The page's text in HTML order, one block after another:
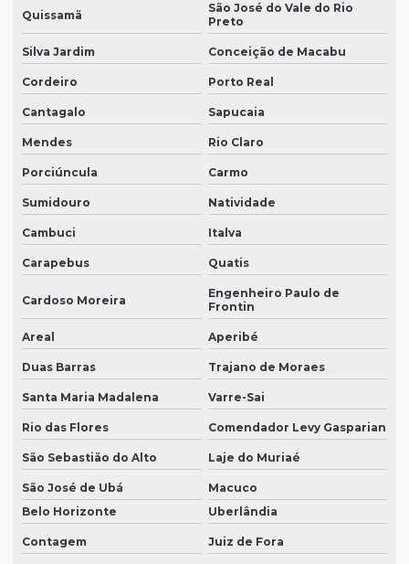
Quissamã
São José do Vale do Rio
Preto
Silva Jardim Conceição de Macabu
Cordeiro Porto Real
Cantagalo Sapucaia
Mendes Rio Claro
Porciúncula Carmo
Sumidouro Natividade
Cambuci Italva
Carapebus Quatis
Cardoso Moreira
Engenheiro Paulo de
Frontin
Areal Aperibé
Duas Barras Trajano de Moraes
Santa Maria Madalena Varre-Sai
Rio das Flores Comendador Levy Gasparian
São Sebastião do Alto Laje do Muriaé
São José de Ubá
Macuco
Belo Horizonte
Uberlândia
Contagem Juiz de Fora